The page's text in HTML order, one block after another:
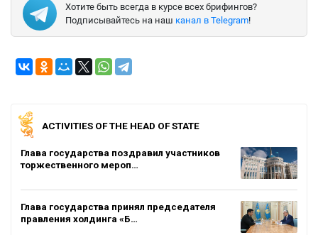
Хотите быть всегда в курсе всех брифингов?
Подписывайтесь на наш канал в Telegram!
ACTIVITIES OF THE HEAD OF STATE
Глава государства поздравил участников
торжественного мероп…
Глава государства принял председателя
правления холдинга «Б…